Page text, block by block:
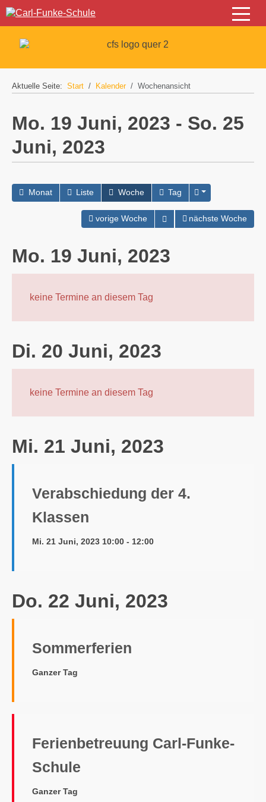
Off-
Aktuelle Seite: Start Kalender Wochenansicht
Mo. 19 Juni, 2023 - So. 25
Juni, 2023
Monat Liste Woche Tag
vorige Woche Kalender öffnen
nächste Woche
Mo. 19 Juni, 2023
keine Termine an diesem Tag
Di. 20 Juni, 2023
keine Termine an diesem Tag
Mi. 21 Juni, 2023
Verabschiedung der 4.
Klassen
Mi. 21 Juni, 2023 10:00 - 12:00
Do. 22 Juni, 2023
Sommerferien
Ganzer Tag
Ferienbetreuung Carl-Funke-
Schule
Ganzer Tag